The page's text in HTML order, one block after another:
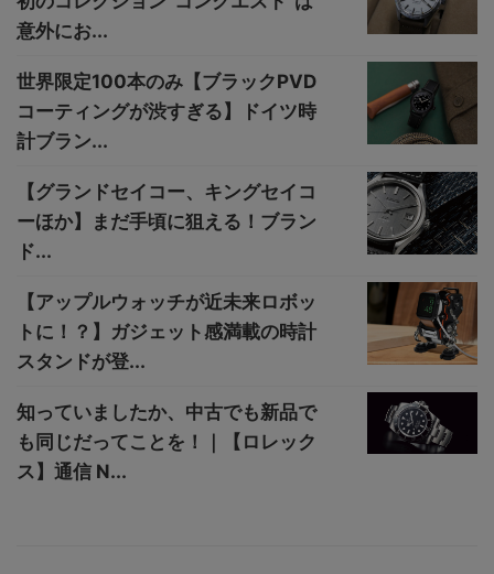
意外にお...
世界限定100本のみ【ブラックPVD
コーティングが渋すぎる】ドイツ時
計ブラン...
【グランドセイコー、キングセイコ
ーほか】まだ手頃に狙える！ブラン
ド...
【アップルウォッチが近未来ロボッ
トに！？】ガジェット感満載の時計
スタンドが登...
知っていましたか、中古でも新品で
も同じだってことを！｜【ロレック
ス】通信 N...